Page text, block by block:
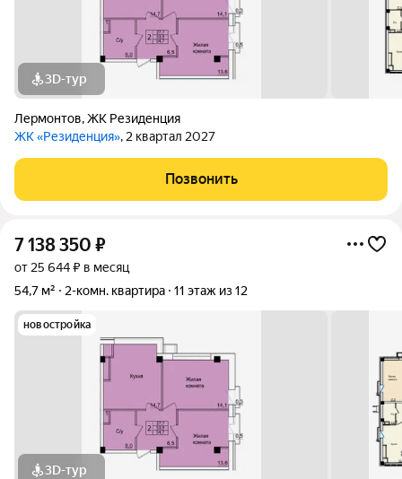
3D-тур
Лермонтов,ЖК Резиденция
ЖК «Резиденция», 2 квартал 2027
Позвонить
7 138 350 ₽
от 25 644 ₽ в месяц
54,7 м²
2-комн. квартира 11 этаж из 12
новостройка
3D-тур